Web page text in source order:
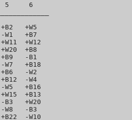
5     6
+W5
W1   +B7
+W12
+B8
-B1
W7   +B18
-W2
-W4
W5   +B16
+B13
+W20
W8   -B3
-W10